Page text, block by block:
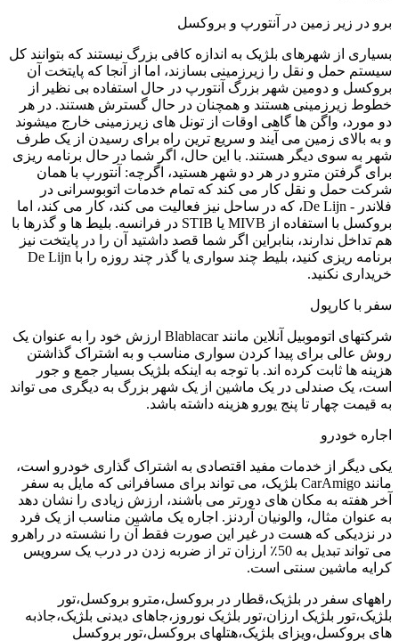
برو در زیر زمین در آنتورپ و بروکسل
بسیاری از شهرهای بلژیک به اندازه کافی بزرگ نیستند که بتوانند کل
سیستم حمل و نقل را زیرزمینی بسازند، اما از آنجا که پایتخت آن
بروکسل و دومین شهر بزرگ آنتورپ در حال استفاده بی نظیر از
خطوط زیرزمینی هستند و همچنان در حال گسترش هستند. در هر
دو مورد، واگن ها گاهی اوقات از تونل های زیرزمینی خارج میشوند
و به بالای زمین می آیند و سریع ترین راه برای رسیدن از یک طرف
شهر به سوی دیگر هستند. با این حال، اگر شما در حال برنامه ریزی
برای گرفتن مترو در هر دو شهر هستید، اگرچه: آنتورپ با همان
شرکت حمل و نقل کار می کند که تمام خدمات اتوبوسرانی در
فلاندر - De Lijn، که در ساحل نیز فعالیت می کند، کار می کند، اما
بروکسل با استفاده از MIVB یا STIB در فرانسه. بلیط ها و گذرها با
هم تداخل ندارند، بنابراین اگر شما قصد داشتید آن را در پایتخت نیز
برنامه ریزی کنید، بلیط چند سواری یا گذر چند روزه را با De Lijn
خریداری نکنید.
سفر با کارپول
شرکتهای اتوموبیل آنلاین مانند Blablacar ارزش خود را به عنوان یک
روش عالی برای پیدا کردن سواری مناسب و به اشتراک گذاشتن
هزینه ها ثابت کرده اند. با توجه به اینکه بلژیک بسیار جمع و جور
است، یک صندلی در یک ماشین از یک شهر بزرگ به دیگری می تواند
به قیمت چهار تا پنج یورو هزینه داشته باشد.
اجاره خودرو
یکی دیگر از خدمات مفید اقتصادی به اشتراک گذاری خودرو است،
مانند CarAmigo بلژیک، می تواند برای مسافرانی که مایل به سفر
آخر هفته به مکان های دورتر می باشند، ارزش زیادی را نشان دهد
به عنوان مثال، والونیان آردنز. اجاره یک ماشین مناسب از یک فرد
در نزدیکی که هست در غیر این صورت فقط آن را نشسته در راهرو
می تواند تبدیل به 50٪ ارزان تر از ضربه زدن در درب یک سرویس
کرایه ماشین سنتی است.
راههای سفر در بلژیک،قطار در بروکسل،مترو بروکسل،تور
بلژیک،تور بلژیک ارزان،تور بلژیک نوروز،جاهای دیدنی بلژیک،جاذبه
های بروکسل،ویزای بلژیک،هتلهای بروکسل،تور بروکسل